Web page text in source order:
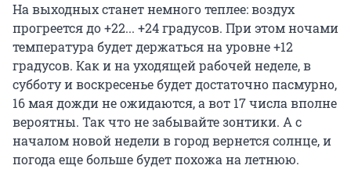
На выходных станет немного теплее: воздух
прогреется до +22... +24 градусов. При этом ночами
температура будет держаться на уровне +12
градусов. Как и на уходящей рабочей неделе, в
субботу и воскресенье будет достаточно пасмурно,
16 мая дожди не ожидаются, а вот 17 числа вполне
вероятны. Так что не забывайте зонтики. А с
началом новой недели в город вернется солнце, и
погода еще больше будет похожа на летнюю.